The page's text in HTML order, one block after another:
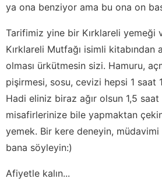
ya ona benziyor ama bu ona on
Tarifimiz yine bir Kırklareli yemeği
Kırklareli Mutfağı isimli kitabından
olması ürkütmesin sizi. Hamuru,
pişirmesi, sosu, cevizi hepsi 1 saat
Hadi eliniz biraz ağır olsun 1,5 saat
misafirlerinize bile yapmaktan
yemek. Bir kere deneyin, müdavimi
bana söyleyin:)
Afiyetle kalın...